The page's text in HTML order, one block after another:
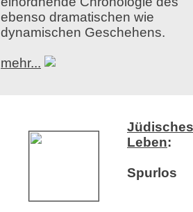
ebenso dramatischen wie
dynamischen Geschehens.
mehr...
Jüdisches
Leben:
Spurlos